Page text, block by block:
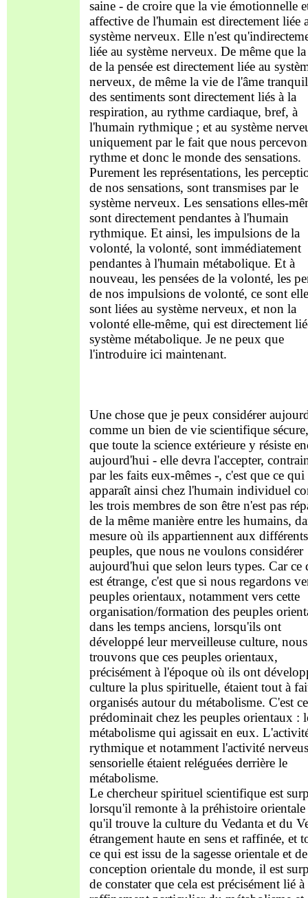
saine - de croire que la vie émotionnelle
affective de l'humain est directement liée
système nerveux. Elle n'est
liée au système nerveux. De même que
de la pensée est directement liée au
nerveux, de même la vie de l'âme
des sentiments sont directement liés à la
respiration, au rythme cardiaque, bref, à
l'humain rythmique ; et au système
uniquement par le fait que nous
rythme et donc le monde des sensations.
Purement les représentations, les
de nos sensations, sont transmises par le
système nerveux. Les sensations elles-
sont directement pendantes à l'humain
rythmique. Et ainsi, les impulsions de la
volonté, la volonté, sont immédiatement
pendantes à l'humain métabolique. Et à
nouveau, les pensées de la volonté, les
de nos impulsions de volonté, ce sont
sont liées au système nerveux, et non la
volonté elle-même, qui est directement
système métabolique. Je ne peux que
l'introduire ici maintenant.
Une chose que je peux considérer
comme un bien de vie scientifique
que toute la science extérieure y résiste
aujourd'hui - elle devra l'accepter,
par les faits eux-mêmes -, c'est que ce qui
apparaît ainsi chez l'humain individuel
les trois membres de son être n'est pas
de la même manière entre les humains,
mesure où ils appartiennent aux différents
peuples, que nous ne voulons considérer
aujourd'hui que selon leurs types. Car ce
est étrange, c'est que si nous regardons
peuples orientaux, notamment vers cette
organisation/formation des peuples
dans les temps anciens, lorsqu'ils ont
développé leur merveilleuse culture, nous
trouvons que ces peuples orientaux,
précisément à l'époque où ils ont
culture la plus spirituelle, étaient tout à
organisés autour du métabolisme. C'est
prédominait chez les peuples orientaux :
métabolisme qui agissait en eux.
rythmique et notamment l'activité
sensorielle étaient reléguées derrière le
métabolisme.
Le chercheur spirituel scientifique est
lorsqu'il remonte à la préhistoire orientale
qu'il trouve la culture du Vedanta et du
étrangement haute en sens et raffinée, et
ce qui est issu de la sagesse orientale et
conception orientale du monde, il est
de constater que cela est précisément lié